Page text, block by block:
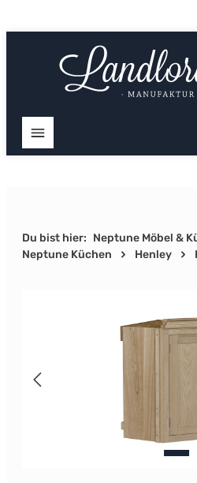
Du bist hier: Neptune Möbel &
Neptune Küchen
Henley